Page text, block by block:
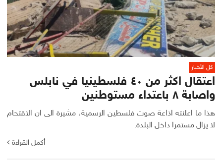
كل الأخبار
اعتقال اكثر من ٤٠ فلسطينيا في نابلس
واصابة ٨ باعتداء مستوطنين
هذا ما اعلنته اذاعة صوت فلسطين الرسمية، مشيرة الى ان الاقتحام
لا يزال مستمرا داخل البلدة.
أكمل القراءة